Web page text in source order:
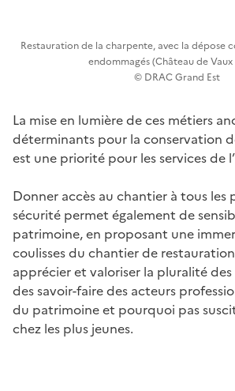
Restauration de la charpente, avec la dépose
endommagés (Château de Vaux
© DRAC Grand Est
La mise en lumière de ces métiers
déterminants pour la conservation
est une priorité pour les services de
Donner accès au chantier à tous
sécurité permet également de
patrimoine, en proposant une
coulisses du chantier de
apprécier et valoriser la pluralité
des savoir-faire des acteurs
du patrimoine et pourquoi pas
chez les plus jeunes.